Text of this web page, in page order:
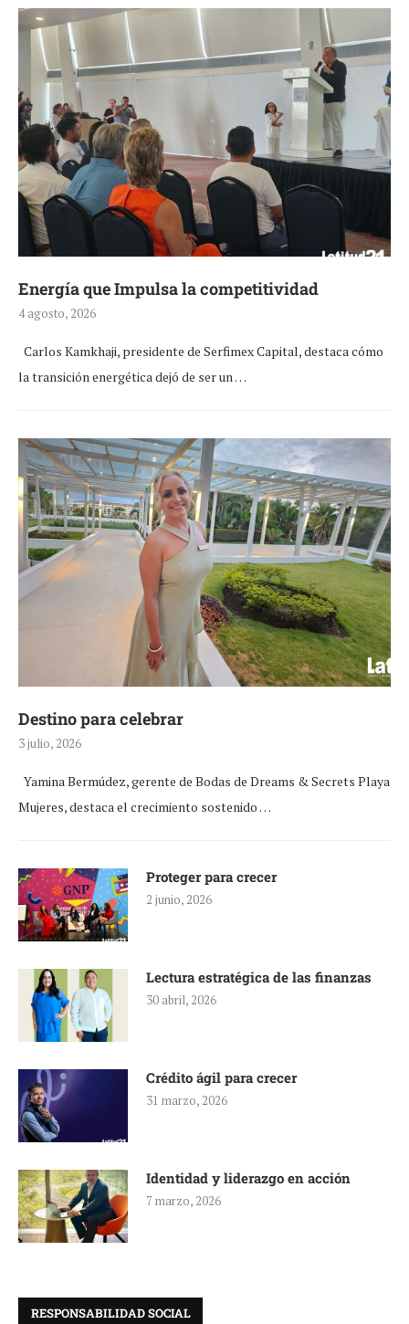
Energía que Impulsa la competitividad
4 agosto, 2026
Carlos Kamkhaji, presidente de Serfimex Capital, destaca cómo
la transición energética dejó de ser un …
Destino para celebrar
3 julio, 2026
Yamina Bermúdez, gerente de Bodas de Dreams & Secrets Playa
Mujeres, destaca el crecimiento sostenido …
Proteger para crecer
2 junio, 2026
Lectura estratégica de las finanzas
30 abril, 2026
Crédito ágil para crecer
31 marzo, 2026
Identidad y liderazgo en acción
7 marzo, 2026
RESPONSABILIDAD SOCIAL